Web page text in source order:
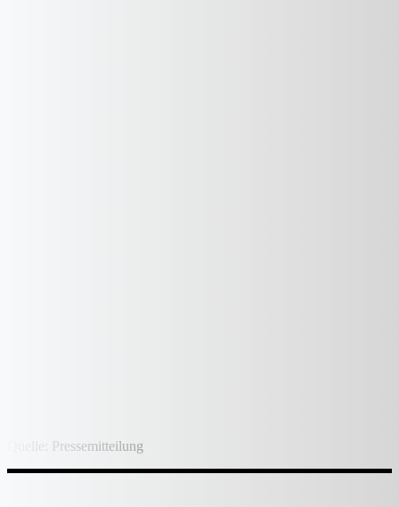
Quelle: Pressemitteilung